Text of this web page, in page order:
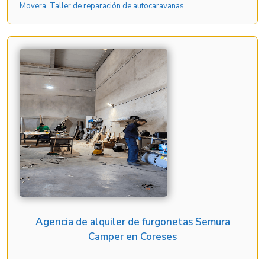
Movera, Taller de reparación de autocaravanas
Agencia de alquiler de furgonetas Semura
Camper en Coreses